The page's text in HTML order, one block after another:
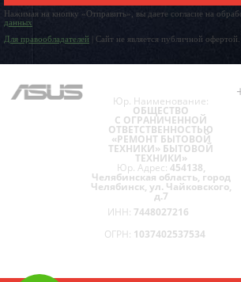
Нажимая на кнопку «Отправить», вы даете согласие на
данных
Для правообладателей | Сайт не является публичной офертой.
Юр. Наименование:
ОБЩЕСТВО
С ОГРАНИЧЕННОЙ
ОТВЕТСТВЕННОСТЬЮ
«РЕМОНТ БЫТОВОЙ
ТЕХНИКИ» БЫТОВОЙ
ТЕХНИКИ»
Юр. Адрес: 454138,
Челябинская область, город
Челябинск, ул. Чайковского,
д.7
ИНН: 7448027216
ОГРН: 1037402537534